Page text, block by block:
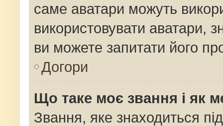
саме аватари можуть
використовувати аватари,
ви можете запитати його
Догори
Що таке моє звання і як
Звання, яке знаходиться